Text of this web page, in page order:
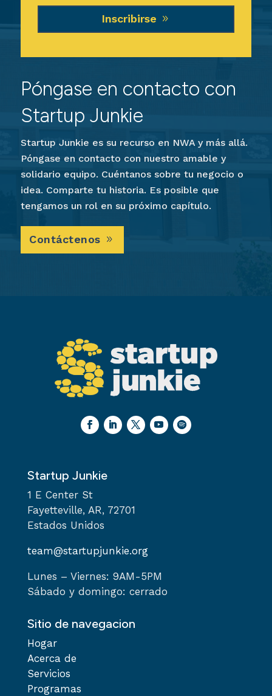
Inscribirse
Póngase en contacto con
Startup Junkie
Startup Junkie es su recurso en NWA y más allá.
Póngase en contacto con nuestro amable y
solidario equipo. Cuéntanos sobre tu negocio o
idea. Comparte tu historia. Es posible que
tengamos un rol en su próximo capítulo.
Contáctenos
Startup Junkie
1 E Center St
Fayetteville, AR, 72701
Estados Unidos
team@startupjunkie.org
Lunes – Viernes: 9AM-5PM
Sábado y domingo: cerrado
Sitio de navegacion
Hogar
Acerca de
Servicios
Programas